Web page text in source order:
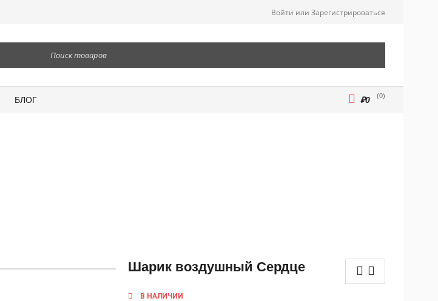
Войти или Зарегистрироваться
БЛОГ 0
₽0
Шарик воздушный Сердце
В НАЛИЧИИ